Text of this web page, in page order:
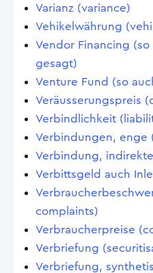
Varianz (variance)
Vehikelwährung
Vendor Financing
gesagt)
Venture Fund (so
Veräusserungspreis
Verbindlichkeit
Verbindungen, enge
Verbindung,
Verbittsgeld auch
complaints)
Verbraucherpreise
Verbriefung
Verbriefung,